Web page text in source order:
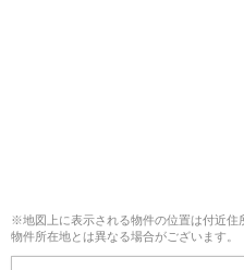
※地図上に表示される物件の位置は付近住
物件所在地とは異なる場合がございます。